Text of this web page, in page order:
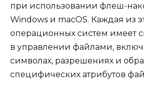
при использовании флеш-
Windows и macOS. Каждая из
операционных систем имеет
в управлении файлами,
символах, разрешениях и
специфических атрибутов